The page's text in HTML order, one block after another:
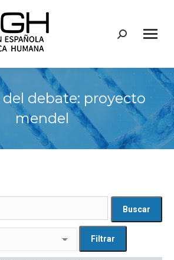
Buscar:
debate: proyecto
mendel